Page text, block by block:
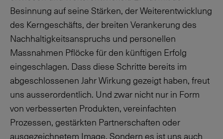
Besinnung auf seine Stärken, der Weiterentwicklung
des Kerngeschäfts, der breiten Verankerung des
Nachhaltigkeitsanspruchs und personellen
Massnahmen Pflöcke für den künftigen Erfolg
eingeschlagen. Dass diese Schritte bereits im
abgeschlossenen Jahr Wirkung gezeigt haben, freut
uns ausserordentlich. Und zwar nicht nur in Form
von verbesserten Produkten, vereinfachten
Prozessen, gestärkten Partnerschaften oder
ausgezeichnetem Image. Sondern es ist uns auch